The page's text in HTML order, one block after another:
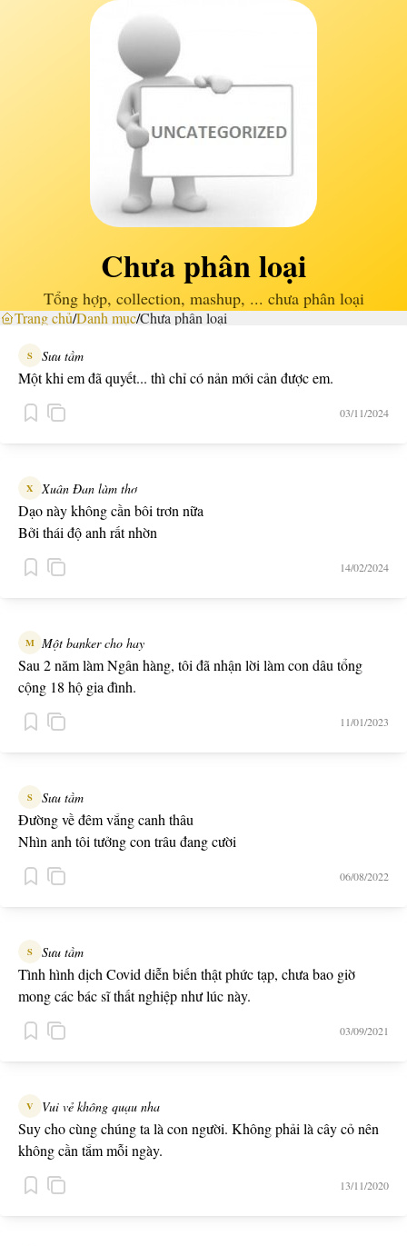
Chưa phân loại
Tổng hợp, collection, mashup, ... chưa phân loại
Trang chủ/Danh mục/Chưa phân loại
S Sưu tầm
Một khi em đã quyết... thì chỉ có nản mới cản được em.
03/11/2024
X Xuân Đan làm thơ
Dạo này không cần bôi trơn nữa
Bởi thái độ anh rất nhờn
14/02/2024
M Một banker cho hay
Sau 2 năm làm Ngân hàng, tôi đã nhận lời làm con dâu tổng
cộng 18 hộ gia đình.
11/01/2023
S Sưu tầm
Đường về đêm vắng canh thâu
Nhìn anh tôi tưởng con trâu đang cười
06/08/2022
S Sưu tầm
Tình hình dịch Covid diễn biến thật phức tạp, chưa bao giờ
mong các bác sĩ thất nghiệp như lúc này.
03/09/2021
V Vui vẻ không quạu nha
Suy cho cùng chúng ta là con người. Không phải là cây cỏ nên
không cần tắm mỗi ngày.
13/11/2020